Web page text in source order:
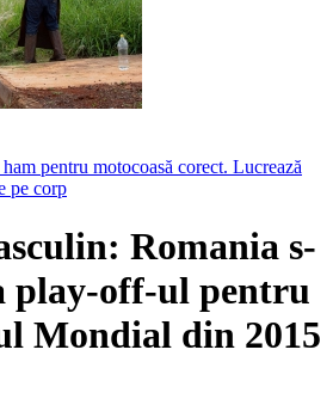
pentru motocoasă corect. Lucrează
pe corp
Romania s-
play-off-ul pentru
Mondial din 2015